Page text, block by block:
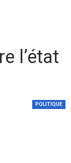
l’état
POLITIQUE